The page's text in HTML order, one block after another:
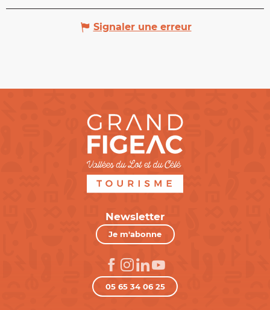
Signaler une erreur
Newsletter
Je m'abonne
05 65 34 06 25